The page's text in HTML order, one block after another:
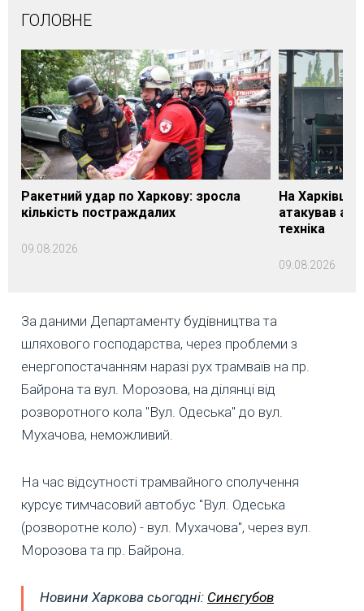
ГОЛОВНЕ
Ракетний удар по Харкову: зросла
кількість постраждалих
09.08.2026
На
атакував
техніка
09.08.2026
За даними Департаменту будівництва та
шляхового господарства, через проблеми з
енергопостачанням наразі рух трамваїв на пр.
Байрона та вул. Морозова, на ділянці від
розворотного кола "Вул. Одеська" до вул.
Мухачова, неможливий.
На час відсутності трамвайного сполучення
курсує тимчасовий автобус "Вул. Одеська
(розворотне коло) - вул. Мухачова", через вул.
Морозова та пр. Байрона.
Новини Харкова сьогодні: Синєгубов